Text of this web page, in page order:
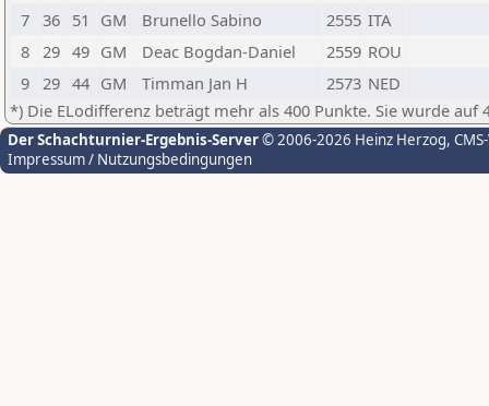
7
36 51 GM Brunello Sabino 2555 ITA
8
29 49 GM Deac Bogdan-Daniel 2559 ROU
9
29 44 GM Timman Jan H 2573 NED
*) Die ELodifferenz beträgt mehr als 400 Punkte. Sie wurde auf
Der Schachturnier-Ergebnis-Server© 2006-2026 Heinz Herzog,
Impressum / Nutzungsbedingungen